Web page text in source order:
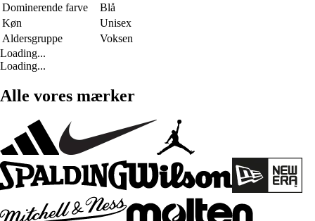
Dominerende farve
Blå
Køn
Unisex
Aldersgruppe
Voksen
Loading...
Loading...
Alle vores mærker